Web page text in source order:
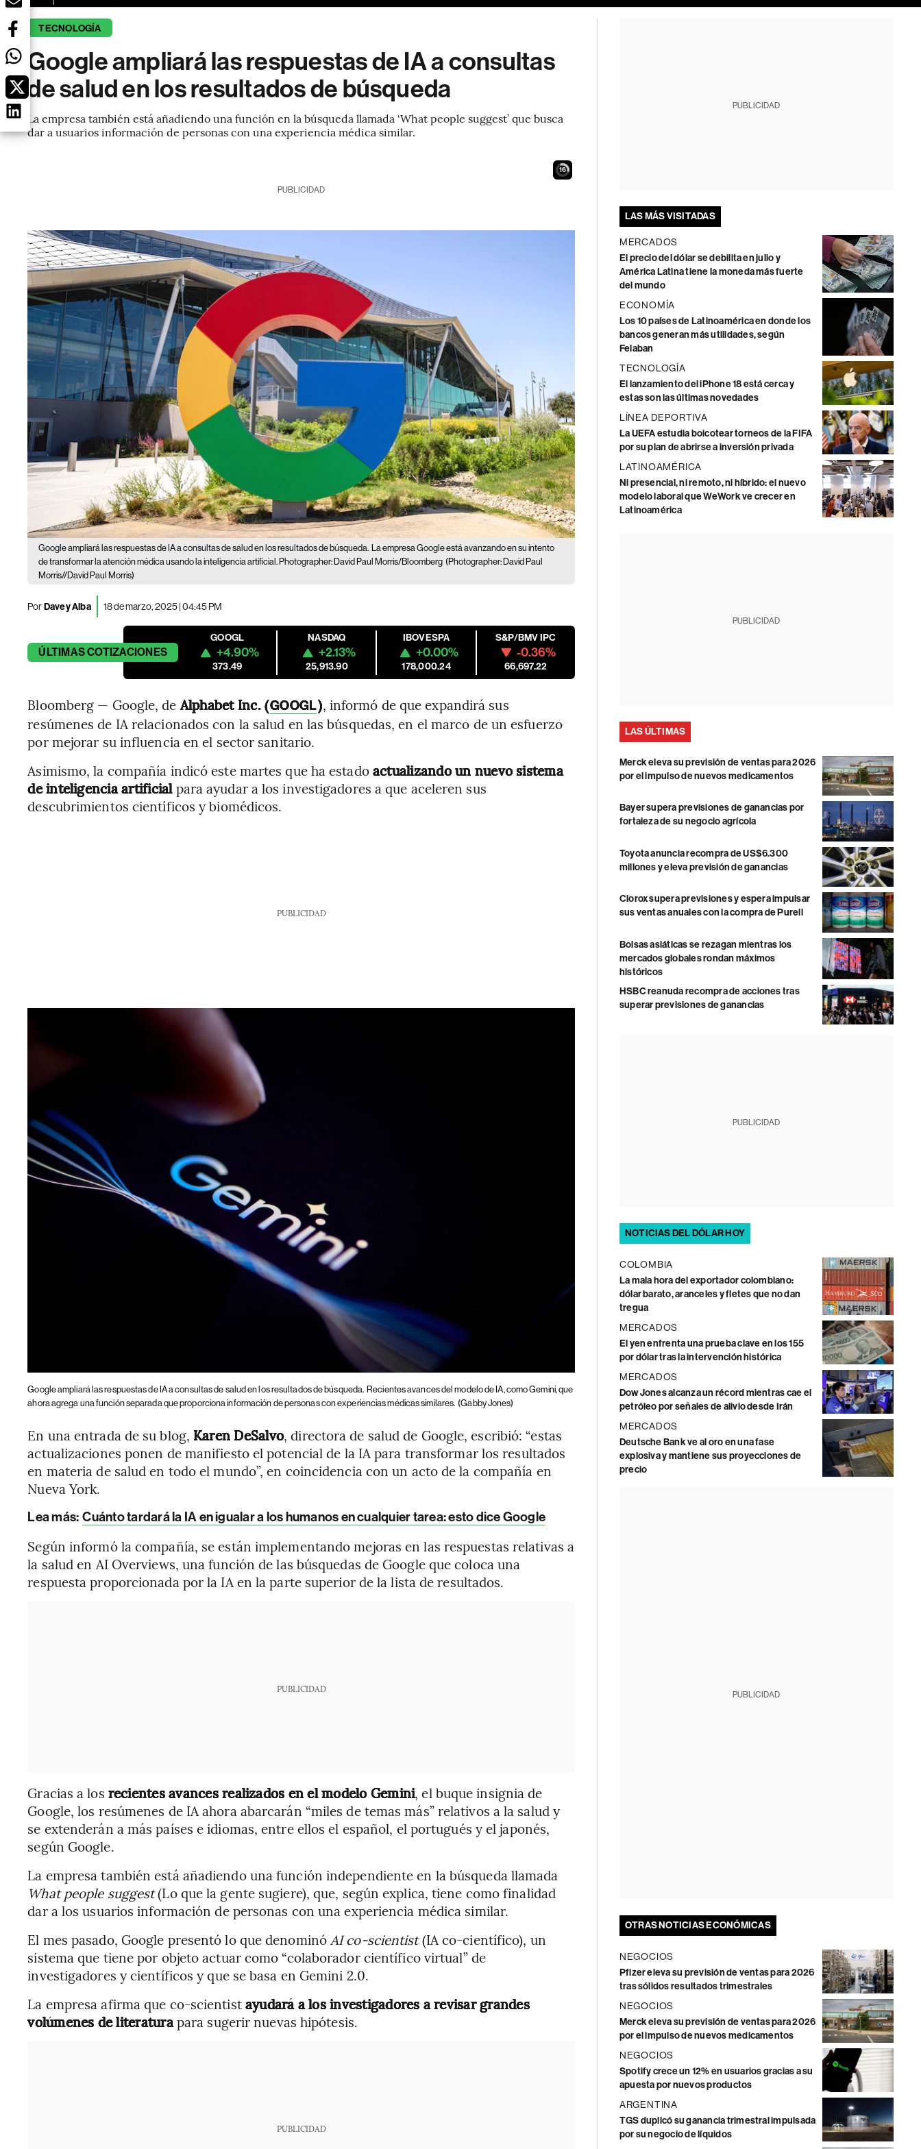
TECNOLOGÍA
Google ampliará las respuestas de IA a consultas
de salud en los resultados de búsqueda
La empresa también está añadiendo una función en la búsqueda llamada ‘What people suggest’ que busca
dar a usuarios información de personas con una experiencia médica similar.
15
PUBLICIDAD
Google ampliará las respuestas de IA a consultas de salud en los resultados de búsqueda. La empresa Google está avanzando en su intento
de transformar la atención médica usando la inteligencia artificial. Photographer: David Paul Morris/Bloomberg (Photographer: David Paul
Morris//David Paul Morris)
PorDavey Alba 18 de marzo, 2025 | 04:45 PM
ÚLTIMASCOTIZACIONES
GOOGL
+4.90%
373.49
NASDAQ
+2.13%
25,913.90
IBOVESPA
+0.00%
178,000.24
S&P/BMV IPC
-0.36%
66,697.22
Bloomberg — Google, deAlphabet Inc. (GOOGL), informó de que expandirá sus
resúmenes de IA relacionados con la salud en las búsquedas, en el marco de un esfuerzo
por mejorar su influencia en el sector sanitario.
Asimismo, la compañía indicó este martes que ha estadoactualizando un nuevo sistema
de inteligencia artificialpara ayudar a los investigadores a que aceleren sus
descubrimientos científicos y biomédicos.
PUBLICIDAD
Google ampliará las respuestas de IA a consultas de salud en los resultados de búsqueda. Recientes avances del modelo de IA, como Gemini, que
ahora agrega una función separada que proporciona información de personas con experiencias médicas similares. (Gabby Jones)
En una entrada de su blog, Karen DeSalvo, directora de salud de Google, escribió: “estas
actualizaciones ponen de manifiesto el potencial de la IA para transformar los resultados
en materia de salud en todo el mundo”, en coincidencia con un acto de la compañía en
Nueva York.
Lea más: Cuánto tardará la IA en igualar a los humanos en cualquier tarea: esto dice Google
Según informó la compañía, se están implementando mejoras en las respuestas relativas a
la salud en AI Overviews, una función de las búsquedas de Google que coloca una
respuesta proporcionada por la IA en la parte superior de la lista de resultados.
PUBLICIDAD
Gracias a los recientes avances realizados en el modelo Gemini, el buque insignia de
Google, los resúmenes de IA ahora abarcarán “miles de temas más” relativos a la salud y
se extenderán a más países e idiomas, entre ellos el español, el portugués y el japonés,
según Google.
La empresa también está añadiendo una función independiente en la búsqueda llamada
What people suggest(Lo que la gente sugiere), que, según explica, tiene como finalidad
dar a los usuarios información de personas con una experiencia médica similar.
El mes pasado, Google presentó lo que denominó AI co-scientist(IA co-científico), un
sistema que tiene por objeto actuar como “colaborador científico virtual” de
investigadores y científicos y que se basa en Gemini 2.0.
La empresa afirma que co-scientistayudará a los investigadores a revisar grandes
volúmenes de literaturapara sugerir nuevas hipótesis.
PUBLICIDAD
PUBLICIDAD
LAS MÁS VISITADAS
MERCADOS
El precio del dólar se debilita en julio y
América Latina tiene la moneda más fuerte
del mundo
ECONOMÍA
Los 10 países de Latinoamérica en donde los
bancos generan más utilidades, según
Felaban
TECNOLOGÍA
El lanzamiento del iPhone 18 está cerca y
estas son las últimas novedades
LÍNEA DEPORTIVA
La UEFA estudia boicotear torneos de la FIFA
por su plan de abrirse a inversión privada
LATINOAMÉRICA
Ni presencial, ni remoto, ni híbrido: el nuevo
modelo laboral que WeWork ve crecer en
Latinoamérica
PUBLICIDAD
LAS ÚLTIMAS
Merck eleva su previsión de ventas para 2026
por el impulso de nuevos medicamentos
Bayer supera previsiones de ganancias por
fortaleza de su negocio agrícola
Toyota anuncia recompra de US$6.300
millones y eleva previsión de ganancias
Clorox supera previsiones y espera impulsar
sus ventas anuales con la compra de Purell
Bolsas asiáticas se rezagan mientras los
mercados globales rondan máximos
históricos
HSBC reanuda recompra de acciones tras
superar previsiones de ganancias
PUBLICIDAD
NOTICIAS DEL DÓLAR HOY
COLOMBIA
La mala hora del exportador colombiano:
dólar barato, aranceles y fletes que no dan
tregua
MERCADOS
El yen enfrenta una prueba clave en los 155
por dólar tras la intervención histórica
MERCADOS
Dow Jones alcanza un récord mientras cae el
petróleo por señales de alivio desde Irán
MERCADOS
Deutsche Bank ve al oro en una fase
explosiva y mantiene sus proyecciones de
precio
PUBLICIDAD
OTRAS NOTICIAS ECONÓMICAS
NEGOCIOS
Pfizer eleva su previsión de ventas para 2026
tras sólidos resultados trimestrales
NEGOCIOS
Merck eleva su previsión de ventas para 2026
por el impulso de nuevos medicamentos
NEGOCIOS
Spotify crece un 12% en usuarios gracias a su
apuesta por nuevos productos
ARGENTINA
TGS duplicó su ganancia trimestral impulsada
por su negocio de líquidos